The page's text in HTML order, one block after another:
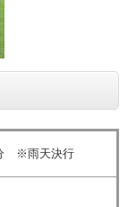
※雨天決行